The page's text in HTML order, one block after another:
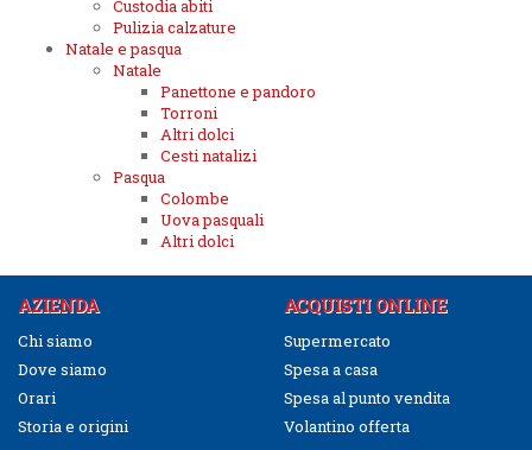
Custodia abiti
Pulizia calzature
Natale e pasqua
Natale
Panettone e pandoro
Torroni
Altri dolci
Cesti natalizi
Pasqua
Colombe
Uova pasquali
Altri dolci
AZIENDA
Chi siamo
Dove siamo
Orari
Storia e origini
ACQUISTI ONLINE
Supermercato
Spesa a casa
Spesa al punto vendita
Volantino offerta